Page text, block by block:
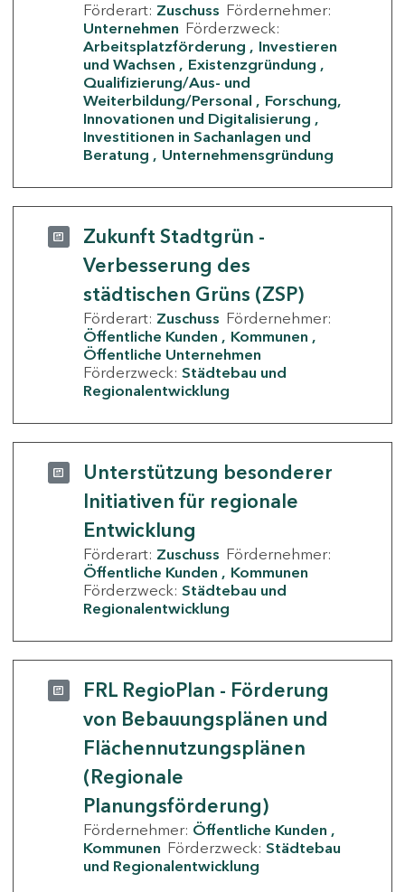
Förderart: Zuschuss Fördernehmer:
Unternehmen Förderzweck:
Arbeitsplatzförderung
Investieren
und Wachsen
Existenzgründung
Qualifizierung/Aus- und
Weiterbildung/Personal
Forschung,
Innovationen und Digitalisierung
Investitionen in Sachanlagen und
Beratung
Unternehmensgründung
Zukunft Stadtgrün -
Verbesserung des
städtischen Grüns (ZSP)
Förderart: Zuschuss Fördernehmer:
Öffentliche Kunden
Kommunen
Öffentliche Unternehmen
Förderzweck: Städtebau und
Regionalentwicklung
Unterstützung besonderer
Initiativen für regionale
Entwicklung
Förderart: Zuschuss Fördernehmer:
Öffentliche Kunden
Kommunen
Förderzweck: Städtebau und
Regionalentwicklung
FRL RegioPlan - Förderung
von Bebauungsplänen und
Flächennutzungsplänen
(Regionale
Planungsförderung)
Fördernehmer: Öffentliche Kunden
Kommunen Förderzweck: Städtebau
und Regionalentwicklung